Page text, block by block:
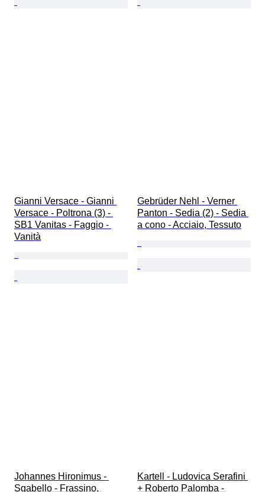
Gianni Versace - Gianni
Versace - Poltrona (3) -
SB1 Vanitas - Faggio -
Vanità
Gebrüder Nehl - Verner
Panton - Sedia (2) - Sedia
a cono - Acciaio, Tessuto
Johannes Hironimus -
Sgabello - Frassino,
Kartell - Ludovica Serafini
+ Roberto Palomba -